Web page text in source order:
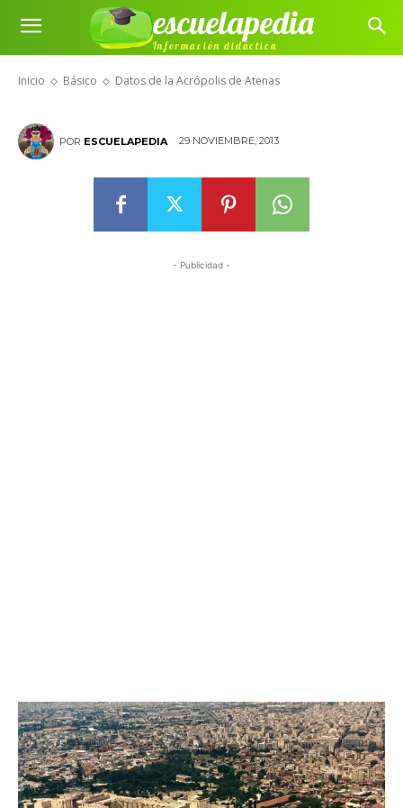
escuelapedia
Información didáctica
Inicio Básico Datos de la Acrópolis de Atenas
Datos de la Acrópolis de Atenas
POR ESCUELAPEDIA 29 NOVIEMBRE, 2013
- Publicidad -